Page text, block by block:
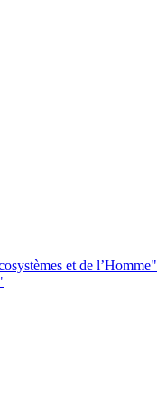
et de l’Homme"